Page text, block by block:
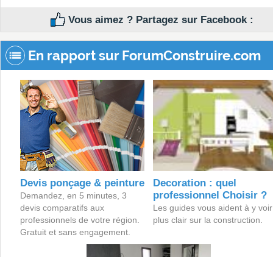
Vous aimez ? Partagez sur Facebook :
En rapport sur ForumConstruire.com
Devis ponçage & peinture
Demandez, en 5 minutes, 3
devis comparatifs aux
professionnels de votre région.
Gratuit et sans engagement.
Decoration : quel
professionnel Choisir ?
Les guides vous aident à y voir
plus clair sur la construction.